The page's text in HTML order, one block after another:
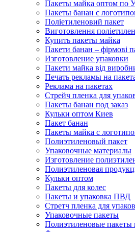
Пакеты майка оптом по
Пакеты банан с
Поліетиленовий пакет
Виготовлення
Купить пакеты майка
Пакети банан – фірмові
Изготовление упаковки
Пакети майка від
Печать рекламы на
Реклама на пакетах
Стрейч пленка для
Пакеты банан под заказ
Кульки оптом Киев
Пакет банан
Пакеты майка с
Полиэтиленовый пакет
Упаковочные материалы
Изготовление
Полиэтиленовая
Кульки оптом
Пакеты для колес
Пакеты и упаковка ПВД
Стретч пленка для
Упаковочные пакеты
Полиэтиленовые пакеты